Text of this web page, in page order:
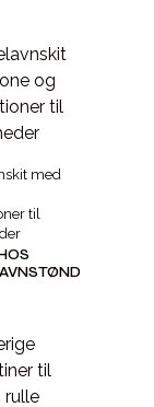
med
til